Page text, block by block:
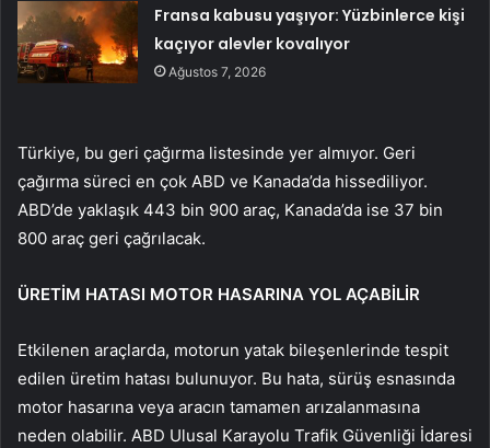
Fransa kabusu yaşıyor: Yüzbinlerce kişi
kaçıyor alevler kovalıyor
Ağustos 7, 2026
Türkiye, bu geri çağırma listesinde yer almıyor. Geri
çağırma süreci en çok ABD ve Kanada’da hissediliyor.
ABD’de yaklaşık 443 bin 900 araç, Kanada’da ise 37 bin
800 araç geri çağrılacak.
ÜRETİM HATASI MOTOR HASARINA YOL AÇABİLİR
Etkilenen araçlarda, motorun yatak bileşenlerinde tespit
edilen üretim hatası bulunuyor. Bu hata, sürüş esnasında
motor hasarına veya aracın tamamen arızalanmasına
neden olabilir. ABD Ulusal Karayolu Trafik Güvenliği İdaresi